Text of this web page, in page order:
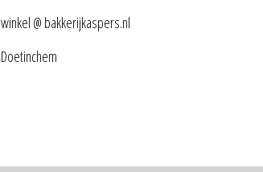
winkel @ bakkerijkaspers.nl
Doetinchem